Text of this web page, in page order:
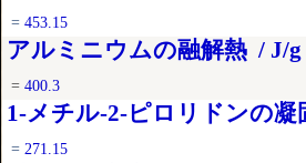
= 453.15
アルミニウムの融解熱 / J/g
= 400.3
1-メチル-2-ピロリドンの
= 271.15